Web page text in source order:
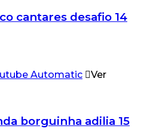
cantares desafio 14
Ver
borguinha adilia 15